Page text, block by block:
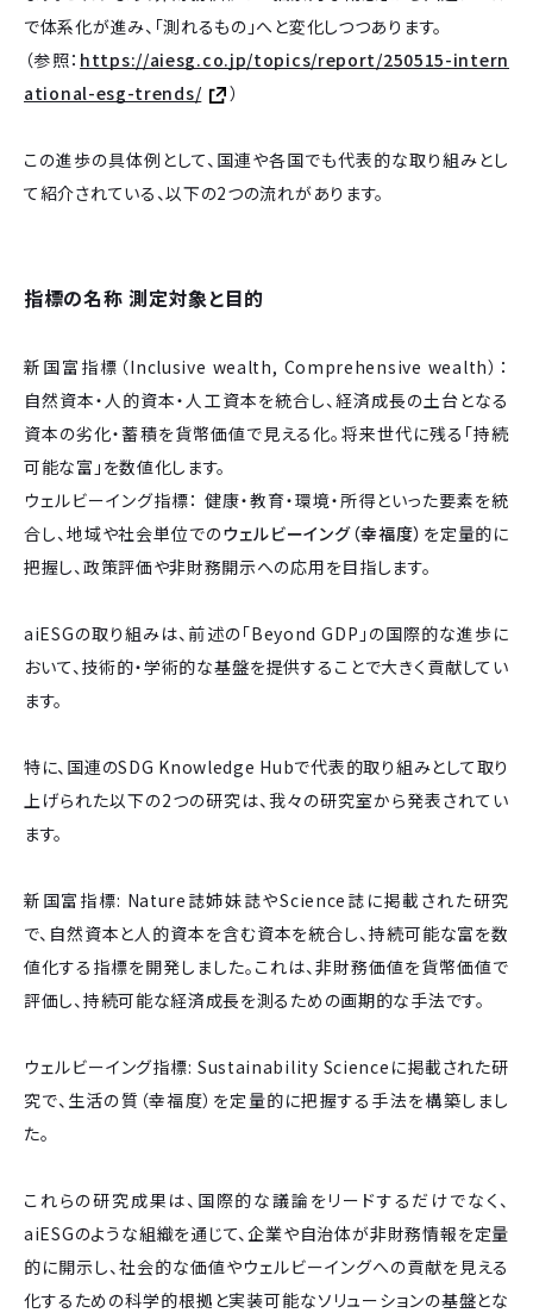
で体系化が進み、「測れるもの」へと変化しつつあります。
（参照： https://aiesg.co.jp/topics/report/250515-intern
ational-esg-trends/
）
この進歩の具体例として、国連や各国でも代表的な取り組みとし
て紹介されている、以下の2つの流れがあります。
指標の名称 測定対象と目的
新国富指標（Inclusive wealth, Comprehensive wealth）：
自然資本・人的資本・人工資本を統合し、経済成長の土台となる
資本の劣化・蓄積を貨幣価値で見える化。将来世代に残る「持続
可能な富」を数値化します。
ウェルビーイング指標： 健康・教育・環境・所得といった要素を統
合し、地域や社会単位でのウェルビーイング（幸福度） を定量的に
把握し、政策評価や非財務開示への応用を目指します。
aiESGの取り組みは、前述の「Beyond GDP」の国際的な進歩に
おいて、技術的・学術的な基盤を提供することで大きく貢献してい
ます。
特に、国連のSDG Knowledge Hubで代表的取り組みとして取り
上げられた以下の2つの研究は、我々の研究室から発表されてい
ます。
新国富指標: Nature誌姉妹誌やScience誌に掲載された研究
で、自然資本と人的資本を含む資本を統合し、持続可能な富を数
値化する指標を開発しました。これは、非財務価値を貨幣価値で
評価し、持続可能な経済成長を測るための画期的な手法です。
ウェルビーイング指標: Sustainability Scienceに掲載された研
究で、生活の質（幸福度）を定量的に把握する手法を構築しまし
た。
これらの研究成果は、国際的な議論をリードするだけでなく、
aiESGのような組織を通じて、企業や自治体が非財務情報を定量
的に開示し、社会的な価値やウェルビーイングへの貢献を見える
化するための科学的根拠と実装可能なソリューションの基盤とな